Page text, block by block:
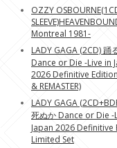
OZZY
Montreal 1981-
LADY GAGA (2CD) 踊
Dance or Die -Live in
2026 Definitive
& REMASTER)
LADY GAGA
死ぬか Dance or Die -
Japan 2026 Definitive
Limited Set